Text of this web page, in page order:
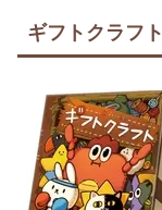
ギフトクラフト